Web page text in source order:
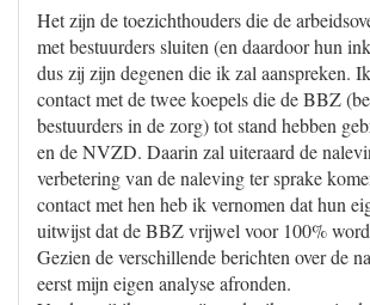
Het zijn de toezichthouders die de
met bestuurders sluiten (en daardoor hun
dus zij zijn degenen die ik zal aanspreken.
contact met de twee koepels die de BBZ
bestuurders in de zorg) tot stand hebben
en de NVZD. Daarin zal uiteraard de
verbetering van de naleving ter sprake
contact met hen heb ik vernomen dat hun
uitwijst dat de BBZ vrijwel voor 100%
Gezien de verschillende berichten over de
eerst mijn eigen analyse afronden.